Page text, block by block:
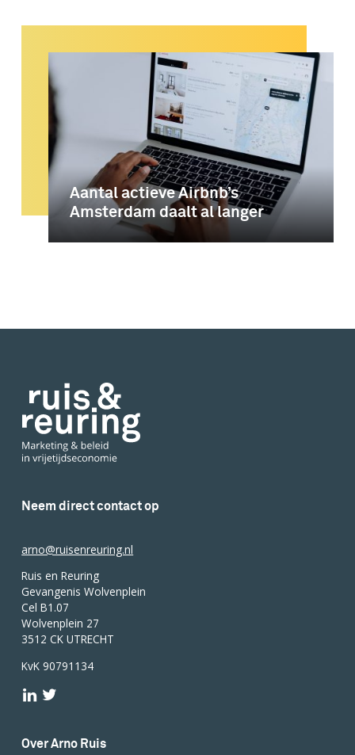
Aantal actieve Airbnb’s
Amsterdam daalt al langer
Neem direct contact op
arno@ruisenreuring.nl
Ruis en Reuring
Gevangenis Wolvenplein
Cel B1.07
Wolvenplein 27
3512 CK UTRECHT
KvK 90791134
Over Arno Ruis